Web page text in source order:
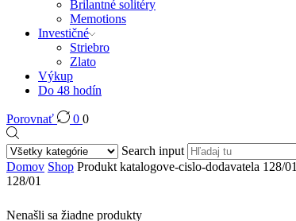
Brilantné solitéry
Memotions
Investičné
Striebro
Zlato
Výkup
Do 48 hodín
Porovnať 0 0
Search input
Domov Shop Produkt katalogove-cislo-dodavatela 128/01
128/01
Nenašli sa žiadne produkty